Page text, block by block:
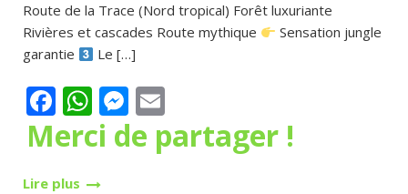
Route de la Trace (Nord tropical) Forêt luxuriante
Rivières et cascades Route mythique
Sensation jungle
garantie
Le […]
Facebook
WhatsApp
Messenger
Merci de partager !
Lire plus